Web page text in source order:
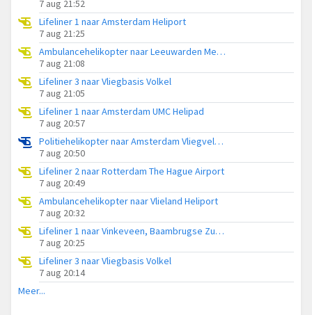
7 aug 21:52
Lifeliner 1 naar Amsterdam Heliport
7 aug 21:25
Ambulancehelikopter naar Leeuwarden Medical Center Heliport
7 aug 21:08
Lifeliner 3 naar Vliegbasis Volkel
7 aug 21:05
Lifeliner 1 naar Amsterdam UMC Helipad
7 aug 20:57
Politiehelikopter naar Amsterdam Vliegveld Schiphol
7 aug 20:50
Lifeliner 2 naar Rotterdam The Hague Airport
7 aug 20:49
Ambulancehelikopter naar Vlieland Heliport
7 aug 20:32
Lifeliner 1 naar Vinkeveen, Baambrugse Zuwe
7 aug 20:25
Lifeliner 3 naar Vliegbasis Volkel
7 aug 20:14
Meer...